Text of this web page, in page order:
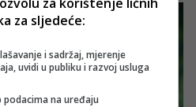
za sljedeće:
i sadržaj, mjerenje
uvidi u publiku i razvoj usluga
na uređaju